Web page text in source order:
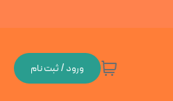
ورود / ثبت نام